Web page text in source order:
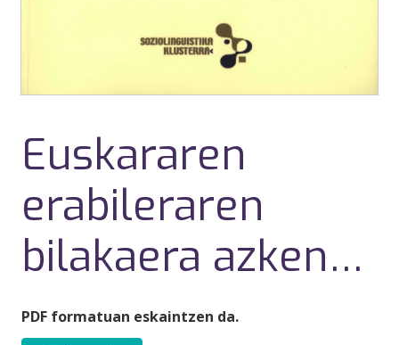
Euskararen
erabileraren
bilakaera azken…
PDF formatuan eskaintzen da.